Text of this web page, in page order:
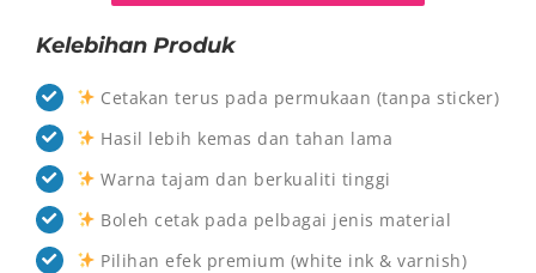
Kelebihan Produk
Cetakan terus pada permukaan (tanpa sticker)
Hasil lebih kemas dan tahan lama
Warna tajam dan berkualiti tinggi
Boleh cetak pada pelbagai jenis material
Pilihan efek premium (white ink & varnish)